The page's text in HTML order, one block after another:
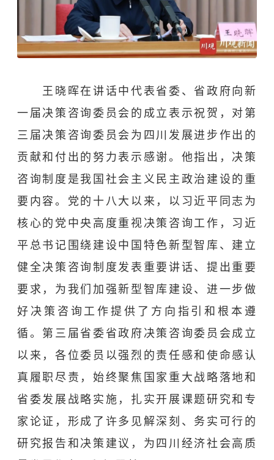
王晓晖在讲话中代表省委、省政府向新
一届决策咨询委员会的成立表示祝贺，对第
三届决策咨询委员会为四川发展进步作出的
贡献和付出的努力表示感谢。他指出，决策
咨询制度是我国社会主义民主政治建设的重
要内容。党的十八大以来，以习近平同志为
核心的党中央高度重视决策咨询工作，习近
平总书记围绕建设中国特色新型智库、建立
健全决策咨询制度发表重要讲话、提出重要
要求，为我们加强新型智库建设、进一步做
好决策咨询工作提供了方向指引和根本遵
循。第三届省委省政府决策咨询委员会成立
以来，各位委员以强烈的责任感和使命感认
真履职尽责，始终聚焦国家重大战略落地和
省委发展战略实施，扎实开展课题研究和专
家论证，形成了许多见解深刻、务实可行的
研究报告和决策建议，为四川经济社会高质